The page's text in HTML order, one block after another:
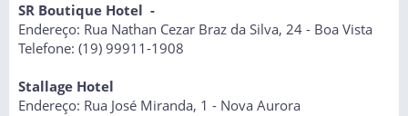
SR Boutique Hotel -
Endereço: Rua Nathan Cezar Braz da Silva, 24 - Boa Vista
Telefone: (19) 99911-1908
Stallage Hotel
Endereço: Rua José Miranda, 1 - Nova Aurora